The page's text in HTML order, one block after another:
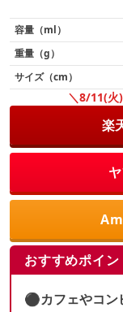
容量（ml）
重量（g）
サイズ（cm）
＼8/11(火
楽
おすすめポイン
⚫︎カフェやコン